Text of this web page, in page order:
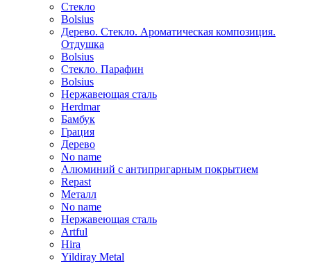
Стекло
Bolsius
Дерево. Стекло. Ароматическая композиция.
Отдушка
Bolsius
Стекло. Парафин
Bolsius
Нержавеющая сталь
Herdmar
Бамбук
Грация
Дерево
No name
Алюминий с антипригарным покрытием
Repast
Металл
No name
Нержавеющая сталь
Artful
Hira
Yildiray Metal